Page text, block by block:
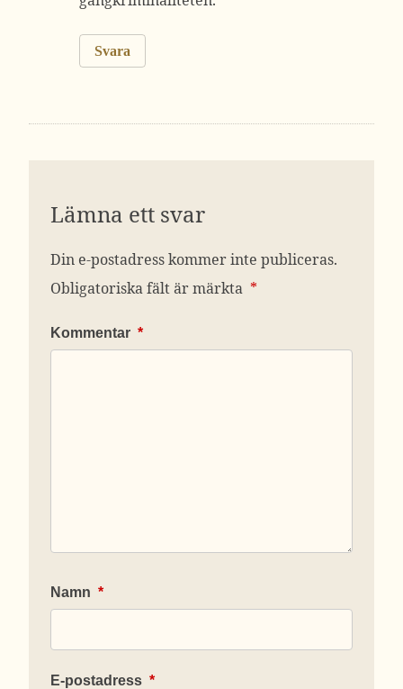
Svara
Lämna ett svar
Din e-postadress kommer inte publiceras.
Obligatoriska fält är märkta *
Kommentar *
Namn *
E-postadress *